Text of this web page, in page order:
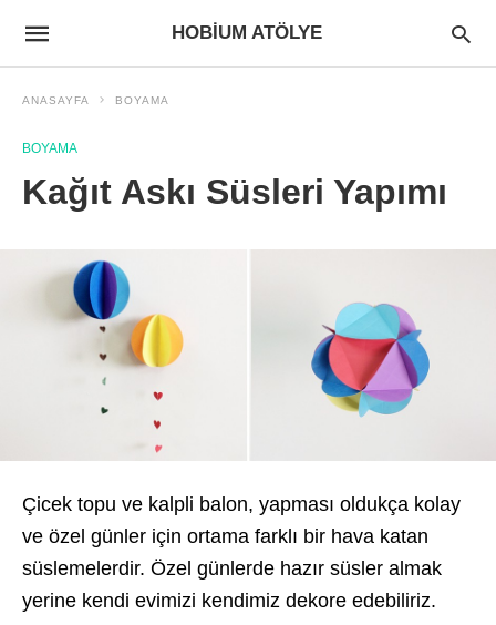
HOBIUM ATÖLYE
ANASAYFA BOYAMA
BOYAMA
Kağıt Askı Süsleri Yapımı
Çicek topu ve kalpli balon, yapması oldukça kolay
ve özel günler için ortama farklı bir hava katan
süslemelerdir. Özel günlerde hazır süsler almak
yerine kendi evimizi kendimiz dekore edebiliriz.